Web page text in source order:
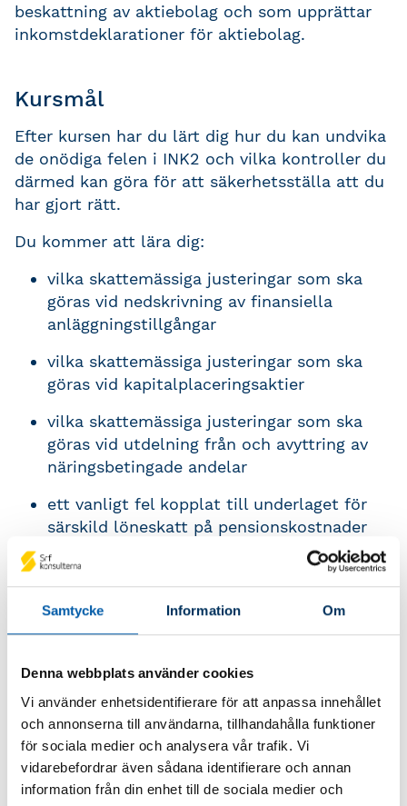
Samtycke Information Om
Denna webbplats använder cookies
Vi använder enhetsidentifierare för att anpassa innehållet
och annonserna till användarna, tillhandahålla funktioner
för sociala medier och analysera vår trafik. Vi
vidarebefordrar även sådana identifierare och annan
information från din enhet till de sociala medier och
beskattning av aktiebolag och som upprättar
inkomstdeklarationer för aktiebolag.
Kursmål
Efter kursen har du lärt dig hur du kan undvika
de onödiga felen i INK2 och vilka kontroller du
därmed kan göra för att säkerhetsställa att du
har gjort rätt.
Du kommer att lära dig:
vilka skattemässiga justeringar som ska
göras vid nedskrivning av finansiella
anläggningstillgångar
vilka skattemässiga justeringar som ska
göras vid kapitalplaceringsaktier
vilka skattemässiga justeringar som ska
göras vid utdelning från och avyttring av
näringsbetingade andelar
ett vanligt fel kopplat till underlaget för
särskild löneskatt på pensionskostnader
vilka skattemässiga justeringar som ska
göras för ej avdragsgill skatt på utländska
kapitalförsäkringar.
Kursinnehåll
I denna onlinekursgårviigenom
sjuonödigafel i inkomstdeklarationen för
aktiebolag. Felen är dessa:
Nedskrivning av finansiella